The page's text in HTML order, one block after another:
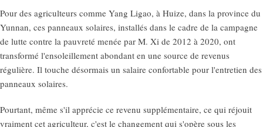
Pour des agriculteurs comme Yang Ligao, à Huize, dans la province du
Yunnan, ces panneaux solaires, installés dans le cadre de la campagne
de lutte contre la pauvreté menée par M. Xi de 2012 à 2020, ont
transformé l'ensoleillement abondant en une source de revenus
régulière. Il touche désormais un salaire confortable pour l'entretien des
panneaux solaires.
Pourtant, même s'il apprécie ce revenu supplémentaire, ce qui réjouit
vraiment cet agriculteur, c'est le changement qui s'opère sous les